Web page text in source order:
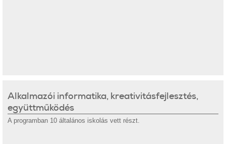
Alkalmazói informatika, kreativitásfejlesztés,
együttműködés
A programban 10 általános iskolás vett részt.